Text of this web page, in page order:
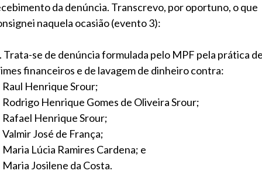
da denúncia. Transcrevo, por oportuno, o que
naquela ocasião (evento 3):
Trata-se de denúncia formulada pelo MPF pela prática
financeiros e de lavagem de dinheiro contra:
Raul Henrique Srour;
Rodrigo Henrique Gomes de Oliveira Srour;
Rafael Henrique Srour;
Valmir José de França;
Maria Lúcia Ramires Cardena; e
Maria Josilene da Costa.